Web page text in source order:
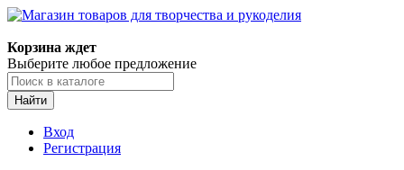
Корзина ждет
Выберите любое предложение
Найти
Вход
Регистрация